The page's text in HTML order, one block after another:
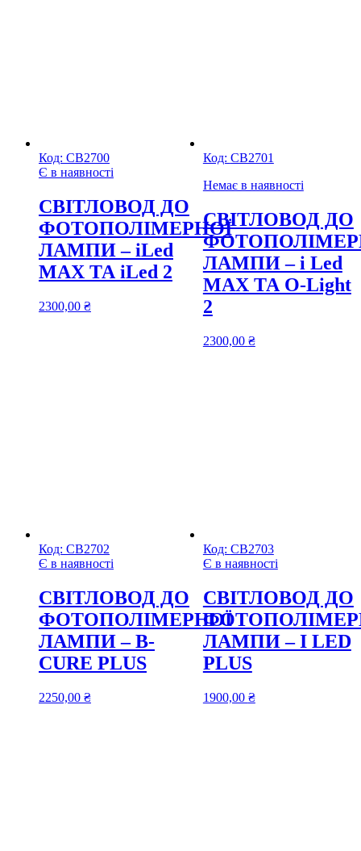
Код: СВ2700
Є в наявності
CВІТЛОВОД ДО
ФОТОПОЛІМЕРНОЇ
ЛАМПИ – iLed
MAX ТА iLed 2
2300,00 ₴
Код: СВ2701
Немає в наявності
CВІТЛОВОД ДО
ЛАМПИ – i Led
MAX ТА O-Light
2
2300,00 ₴
Код: СВ2702
Є в наявності
CВІТЛОВОД ДО
ФОТОПОЛІМЕРНОЇ
ЛАМПИ – B-
CURE PLUS
2250,00 ₴
Код: СВ2703
Є в наявності
CВІТЛОВОД ДО
ЛАМПИ – I LED
PLUS
1900,00 ₴